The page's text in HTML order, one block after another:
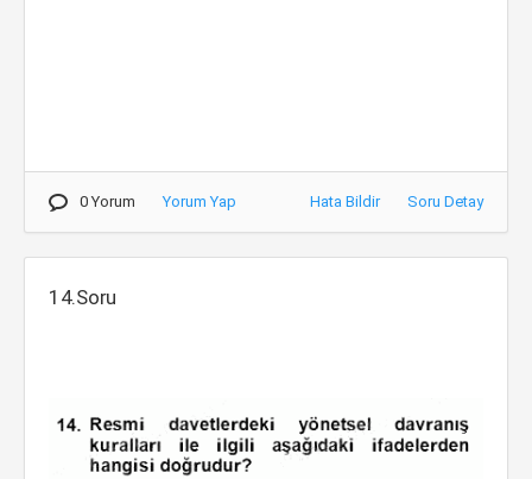
0 Yorum Yorum Yap Hata Bildir Soru Detay
14.Soru